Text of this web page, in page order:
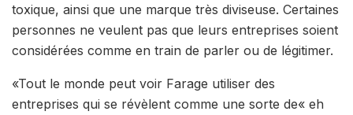
toxique, ainsi que une marque très diviseuse. Certaines
personnes ne veulent pas que leurs entreprises soient
considérées comme en train de parler ou de légitimer.
«Tout le monde peut voir Farage utiliser des
entreprises qui se révèlent comme une sorte de« eh